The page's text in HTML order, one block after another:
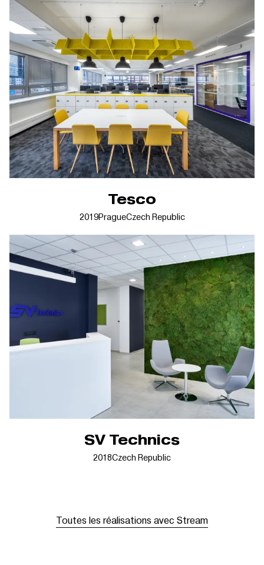
Tesco
2019PragueCzech Republic
SV Technics
2018Czech Republic
Toutes les réalisations avec Stream